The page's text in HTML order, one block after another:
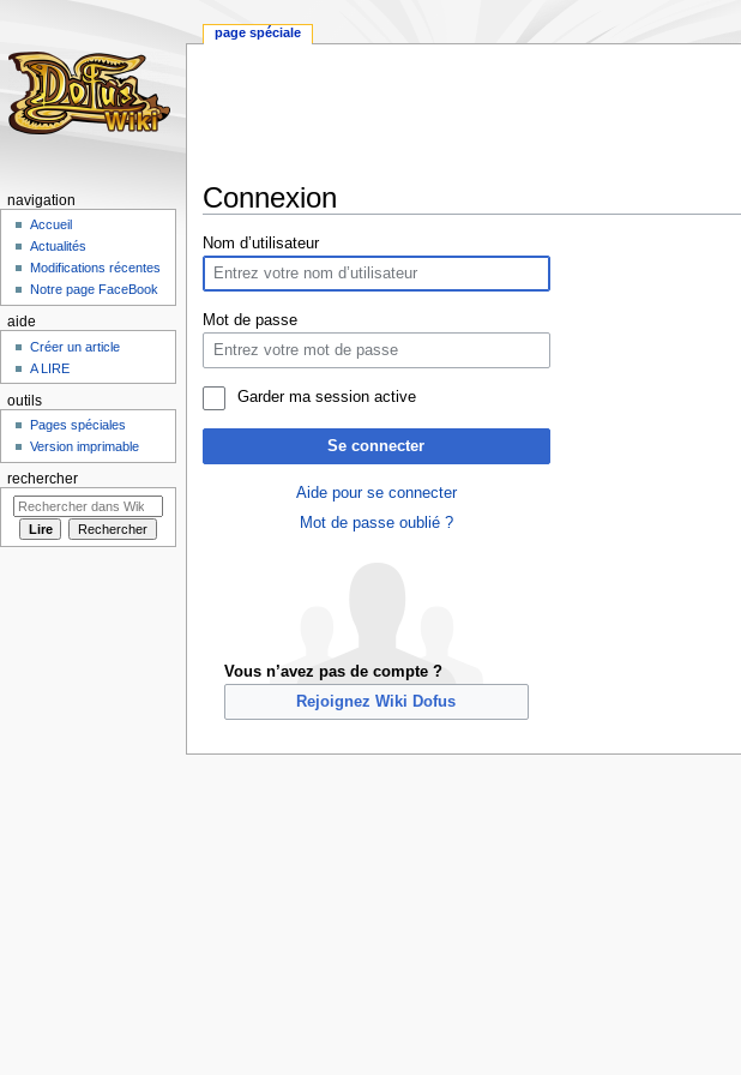
Connexion
Aller
la
navigation
Aller
la
recherche
Nom d’utilisateur
Mot de passe
Garder ma session active
Se connecter
Aide pour se connecter
Mot de passe oublié ?
Vous n’avez pas de compte ?
Rejoignez Wiki Dofus
page spéciale
navigation
Accueil
Actualités
Modifications récentes
Notre page FaceBook
aide
Créer un article
A LIRE
outils
Pages spéciales
Version imprimable
rechercher